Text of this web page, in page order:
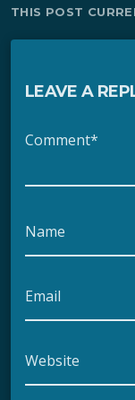
THIS POST
LEAVE A
Comment*
Name
Email
Website